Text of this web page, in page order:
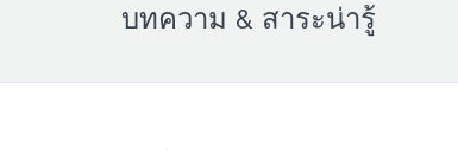
บทความ & สาระน่ารู้